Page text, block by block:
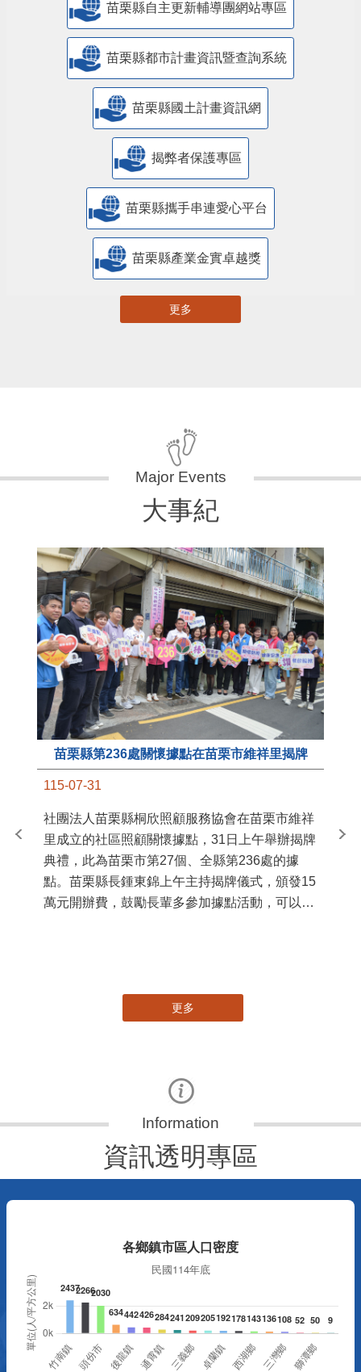
苗栗縣自主更新輔導團網站專區
苗栗縣都市計畫資訊暨查詢系統
苗栗縣國土計畫資訊網
揭弊者保護專區
苗栗縣攜手串連愛心平台
苗栗縣產業金實卓越獎
更多
大事紀
苗栗縣第236處關懷據點在苗栗市維祥里揭牌
115-07-31
社團法人苗栗縣桐欣照顧服務協會在苗栗市維祥
里成立的社區照顧關懷據點，31日上午舉辦揭牌
典禮，此為苗栗市第27個、全縣第236處的據
點。苗栗縣長鍾東錦上午主持揭牌儀式，頒發15
萬元開辦費，鼓勵長輩多參加據點活動，可以更
苗
更多
資訊透明專區